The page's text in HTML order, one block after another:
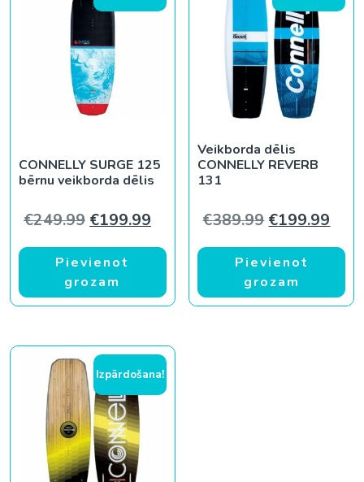
CONNELLY SURGE 125
bērnu veikborda dēlis
€249.99 Original price was: €249.99.
€199.99 Current price is: €199.99.
Pievienot
grozam
Veikborda dēlis
CONNELLY REVERB
131
€389.99 Original
€199.99
Pievienot
grozam
Izpārdošana!